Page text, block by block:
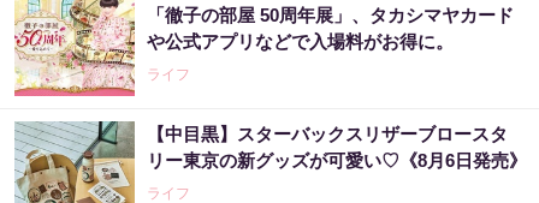
「徹子の部屋 50周年展」、タカシマヤカード
や公式アプリなどで入場料がお得に。
ライフ
【中目黒】スターバックスリザーブロースタ
リー東京の新グッズが可愛い♡《8月6日発売》
ライフ